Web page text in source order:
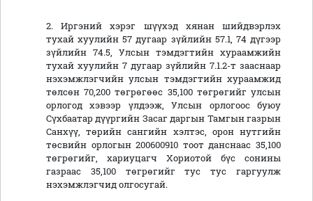
2. Иргэний хэрэг шүүхэд хянан шийдвэрлэх
тухай хуулийн 57 дугаар зүйлийн 57.1, 74 дүгээр
зүйлийн 74.5, Улсын тэмдэгтийн хураамжийн
тухай хуулийн 7 дугаар зүйлийн 7.1.2-т зааснаар
нэхэмжлэгчийн улсын тэмдэгтийн хураамжид
төлсөн 70,200 төгрөгөөс 35,100 төгрөгийг улсын
орлогод хэвээр үлдээж, Улсын орлогоос буюу
Сүхбаатар дүүргийн Засаг даргын Тамгын газрын
Санхүү, төрийн сангийн хэлтэс, орон нутгийн
төсвийн орлогын 200600910 тоот данснаас 35,100
төгрөгийг, хариуцагч Хориотой бүс сонины
газраас 35,100 төгрөгийг тус тус гаргуулж
нэхэмжлэгчид олгосугай.